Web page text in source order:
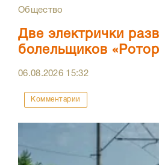
Общество
Две электрички
болельщиков
06.08.2026 15:32
Комментарии